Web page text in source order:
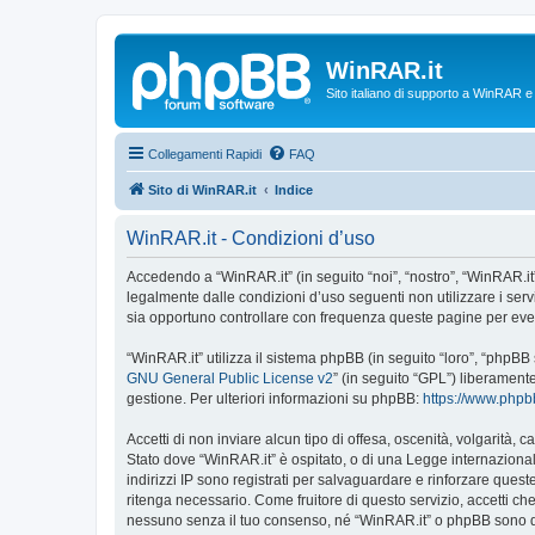
WinRAR.it
Sito italiano di supporto a WinRAR
Collegamenti Rapidi FAQ
Sito di WinRAR.it Indice
WinRAR.it - Condizioni d’uso
Accedendo a “WinRAR.it” (in seguito “noi”, “nostro”,
legalmente dalle condizioni d’uso seguenti non utilizzare i
sia opportuno controllare con frequenza queste pagine per
“WinRAR.it” utilizza il sistema phpBB (in seguito “loro”,
GNU General Public License v2” (in seguito “GPL”)
gestione. Per ulteriori informazioni su phpBB: https://
Accetti di non inviare alcun tipo di offesa, oscenità, volgarità,
Stato dove “WinRAR.it” è ospitato, o di una Legge
indirizzi IP sono registrati per salvaguardare e rinforzare
ritenga necessario. Come fruitore di questo servizio, accetti
nessuno senza il tuo consenso, né “WinRAR.it” o phpBB